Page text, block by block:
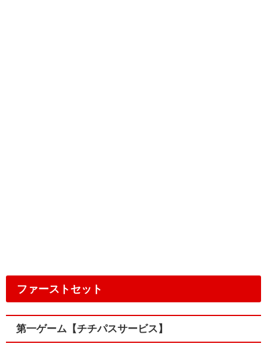
ファーストセット
第一ゲーム【チチパスサービス】